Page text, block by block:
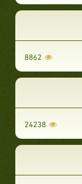
8862
24238